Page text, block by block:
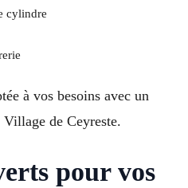
cylindre
à vos besoins avec un
de Ceyreste.
pour vos